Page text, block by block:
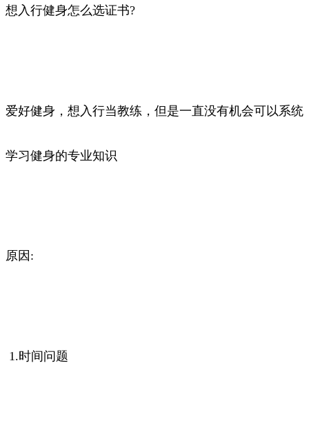
想入行健身怎么选证书?
爱好健身，想入行当教练，但是一直没有机会可以系统
学习健身的专业知识
原因:
1.时间问题